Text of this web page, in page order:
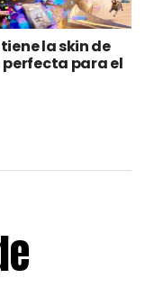
la skin de
para el